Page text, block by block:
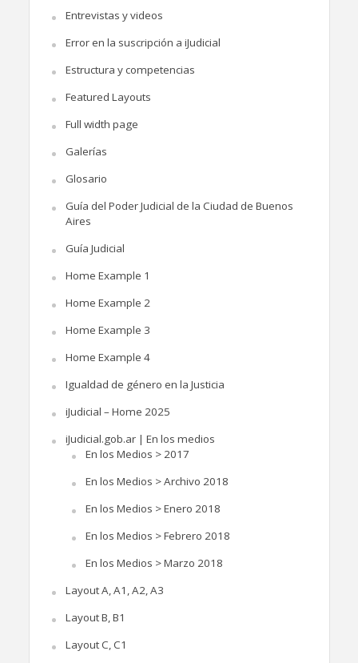
Entrevistas y videos
Error en la suscripción a iJudicial
Estructura y competencias
Featured Layouts
Full width page
Galerías
Glosario
Guía del Poder Judicial de la Ciudad de Buenos
Aires
Guía Judicial
Home Example 1
Home Example 2
Home Example 3
Home Example 4
Igualdad de género en la Justicia
iJudicial – Home 2025
iJudicial.gob.ar | En los medios
En los Medios > 2017
En los Medios > Archivo 2018
En los Medios > Enero 2018
En los Medios > Febrero 2018
En los Medios > Marzo 2018
Layout A, A1, A2, A3
Layout B, B1
Layout C, C1